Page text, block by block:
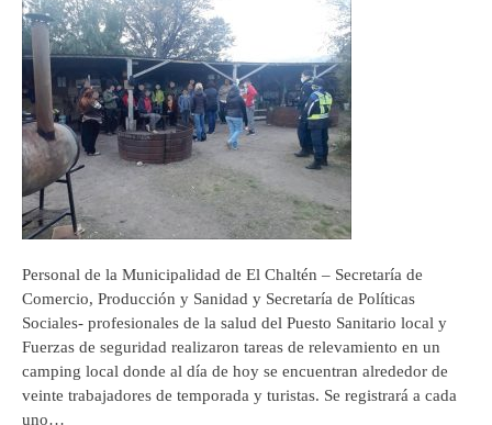
Personal de la Municipalidad de El Chaltén – Secretaría de
Comercio, Producción y Sanidad y Secretaría de Políticas
Sociales- profesionales de la salud del Puesto Sanitario local y
Fuerzas de seguridad realizaron tareas de relevamiento en un
camping local donde al día de hoy se encuentran alrededor de
veinte trabajadores de temporada y turistas. Se registrará a cada
uno…